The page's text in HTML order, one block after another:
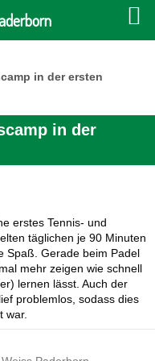
in der ersten
in der
erstes Tennis- und
täglichen je 90 Minuten
Spaß. Gerade beim Padel
mehr zeigen wie schnell
lernen lässt. Auch der
problemlos, sodass dies
war.